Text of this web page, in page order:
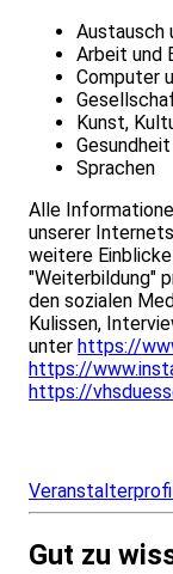
Austausch
Arbeit und
Computer
Kunst,
Sprachen
Alle
unserer
weitere
"Weiterbildung"
den sozialen
Kulissen,
unter https://
https://
https://
Gut zu